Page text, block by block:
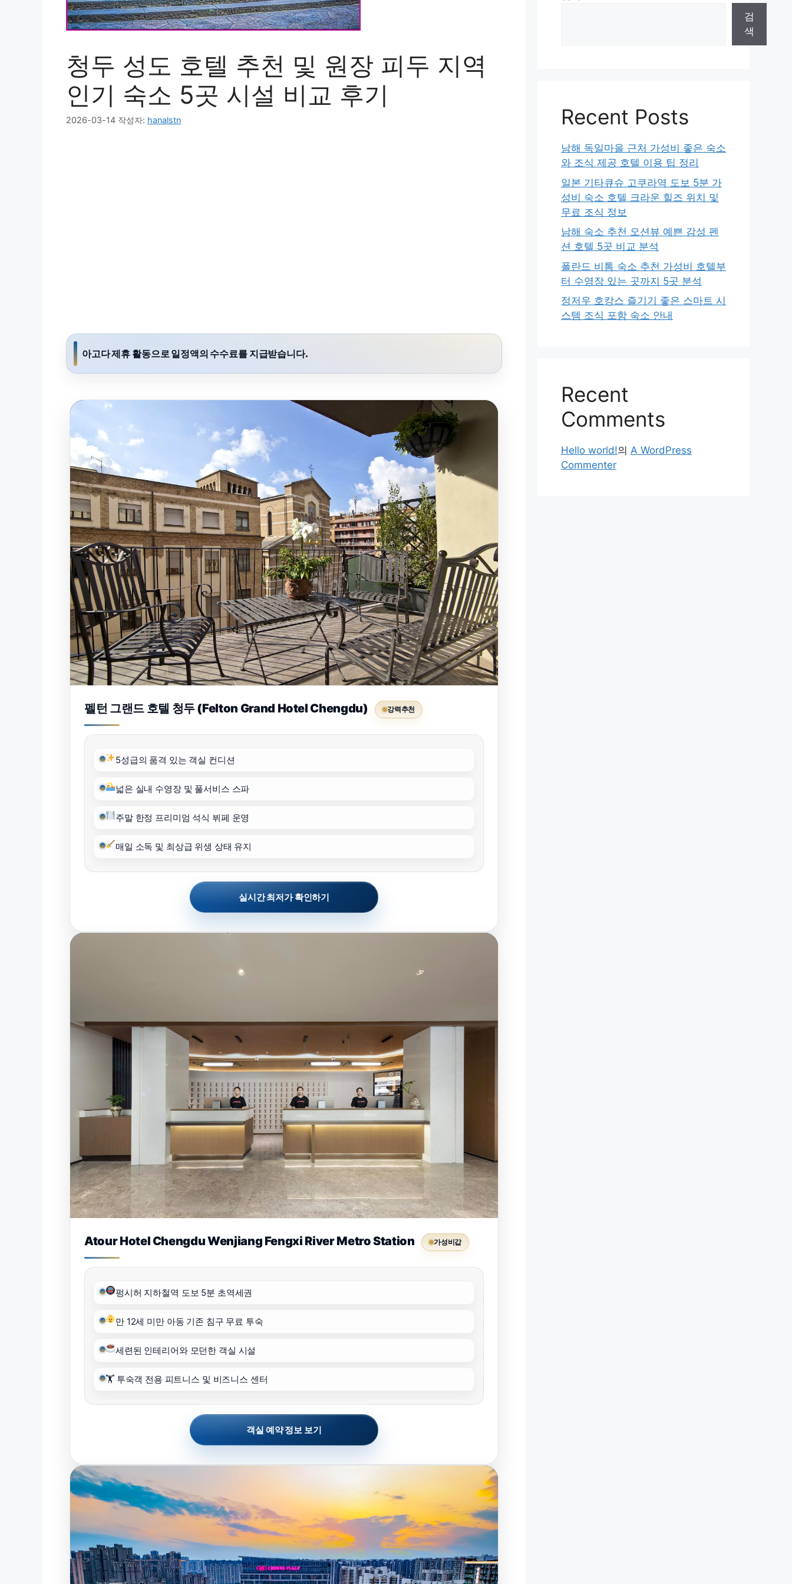
청두 성도 호텔 추천 및 원장 피두 지역
인기 숙소 5곳 시설 비교 후기
2026-03-14 작성자: hanalstn
아고다 제휴 활동으로 일정액의 수수료를 지급받습니다.
펠턴 그랜드 호텔 청두 (Felton Grand Hotel Chengdu) 강력추천
5성급의 품격 있는 객실 컨디션
넓은 실내 수영장 및 풀서비스 스파
주말 한정 프리미엄 석식 뷔페 운영
매일 소독 및 최상급 위생 상태 유지
실시간 최저가 확인하기
Atour Hotel Chengdu Wenjiang Fengxi River Metro Station 가성비갑
펑시허 지하철역 도보 5분 초역세권
만 12세 미만 아동 기존 침구 무료 투숙
세련된 인테리어와 모던한 객실 시설
🏋️ 투숙객 전용 피트니스 및 비즈니스 센터
객실 예약 정보 보기
검
색
Recent Posts
남해 독일마을 근처 가성비 좋은 숙소
와 조식 제공 호텔 이용 팁 정리
일본 기타큐슈 고쿠라역 도보 5분 가
성비 숙소 호텔 크라운 힐즈 위치 및
무료 조식 정보
남해 숙소 추천 오션뷰 예쁜 감성 펜
션 호텔 5곳 비교 분석
폴란드 비톰 숙소 추천 가성비 호텔부
터 수영장 있는 곳까지 5곳 분석
정저우 호캉스 즐기기 좋은 스마트 시
스템 조식 포함 숙소 안내
Recent
Comments
Hello world!의 A WordPress
Commenter